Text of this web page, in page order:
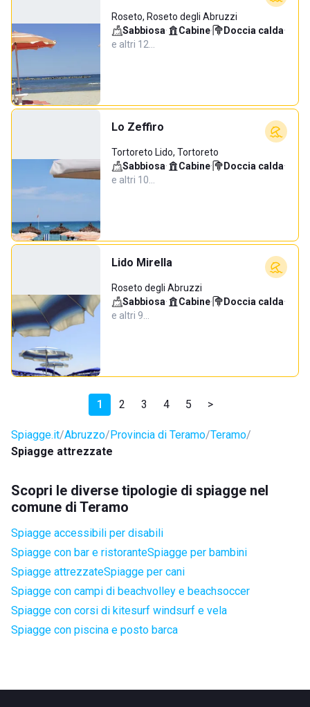
Roseto, Roseto degli Abruzzi
Sabbiosa· Cabine· Doccia calda·
e altri 12…
Lo Zeffiro
Tortoreto Lido, Tortoreto
Sabbiosa· Cabine· Doccia calda·
e altri 10…
Lido Mirella
Roseto degli Abruzzi
Sabbiosa· Cabine· Doccia calda·
e altri 9…
1 2 3 4 5 >
Spiagge.it Abruzzo Provincia di Teramo Teramo
Spiagge attrezzate
Scopri le diverse tipologie di spiagge nel
comune di Teramo
Spiagge accessibili per disabili
Spiagge con bar e ristoranteSpiagge per bambini
Spiagge attrezzateSpiagge per cani
Spiagge con campi di beachvolley e beachsoccer
Spiagge con corsi di kitesurf windsurf e vela
Spiagge con piscina e posto barca